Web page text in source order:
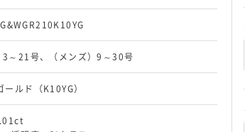
3～21号、（メンズ）9～30号
ールド（K10YG）